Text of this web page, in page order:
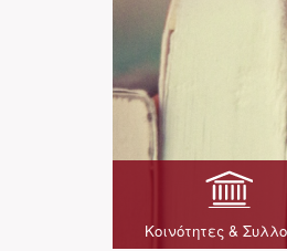
Κοινότητες &